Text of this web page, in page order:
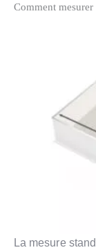
Comment
La mesure